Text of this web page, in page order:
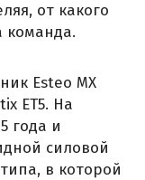
от какого
команда.
Esteo MX
ET5. На
года и
силовой
в которой